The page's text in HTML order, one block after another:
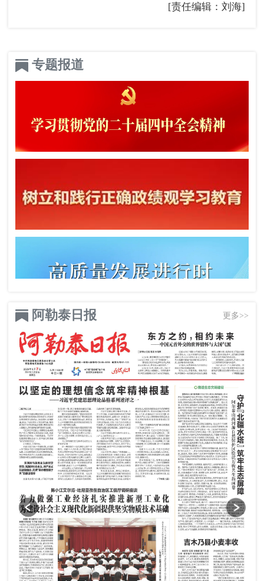
[责任编辑：刘海]
专题报道
阿勒泰日报 更多>>